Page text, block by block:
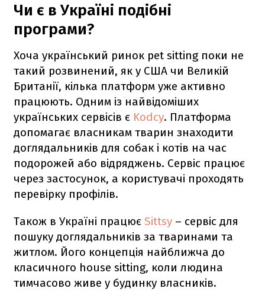
Чи є в Україні подібні
програми?
Хоча український ринок pet sitting поки не
такий розвинений, як у США чи Великій
Британії, кілька платформ уже активно
працюють. Одним із найвідоміших
українських сервісів є Kodcy. Платформа
допомагає власникам тварин знаходити
доглядальників для собак і котів на час
подорожей або відряджень. Сервіс працює
через застосунок, а користувачі проходять
перевірку профілів.
Також в Україні працює Sittsy – сервіс для
пошуку доглядальників за тваринами та
житлом. Його концепція найближча до
класичного house sitting, коли людина
тимчасово живе у будинку власників.